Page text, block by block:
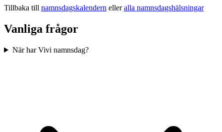
Tillbaka till namnsdagskalendern elleralla namnsdagshälsningar
Vanliga frågor
När har Vivi namnsdag?